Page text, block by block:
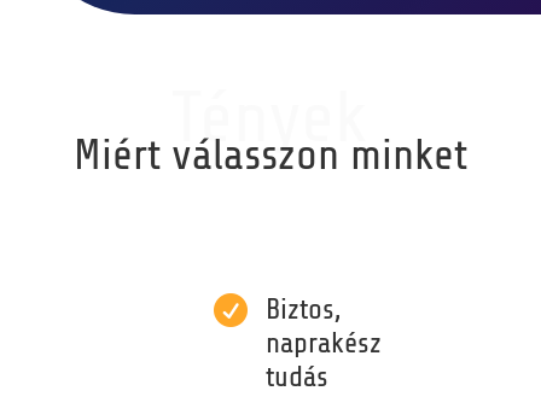
Tények
Miért válasszon minket

Biztos,
naprakész
tudás